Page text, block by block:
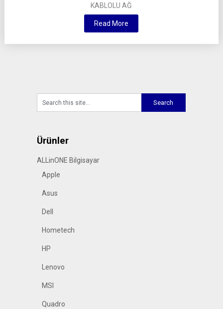
KABLOLU AĞ
Read More
Ürünler
ALLinONE Bilgisayar
Apple
Asus
Dell
Hometech
HP
Lenovo
MSI
Quadro